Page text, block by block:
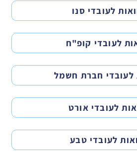
לעובדי סנו
לעובדי קופ"ח
לעובדי חברת חשמל
לעובדי אורט
לעובדי טבע